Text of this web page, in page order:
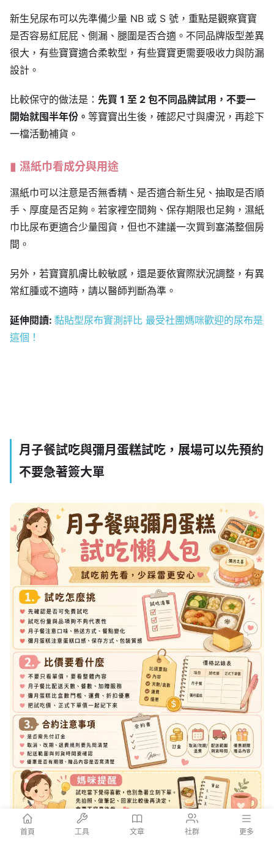
新生兒尿布可以先準備少量 NB 或 S 號，重點是觀察寶寶
是否容易紅屁屁、側漏、腿圍是否合適。不同品牌版型差異
很大，有些寶寶適合柔軟型，有些寶寶更需要吸收力與防漏
設計。
比較保守的做法是： 先買 1 至 2 包不同品牌試用，不要一
開始就囤半年份。 等寶寶出生後，確認尺寸與膚況，再趁下
一檔活動補貨。
濕紙巾看成分與用途
濕紙巾可以注意是否無香精、是否適合新生兒、抽取是否順
手、厚度是否足夠。若家裡空間夠、保存期限也足夠，濕紙
巾比尿布更適合少量囤貨，但也不建議一次買到塞滿整個房
間。
另外，若寶寶肌膚比較敏感，還是要依實際狀況調整，有異
常紅腫或不適時，請以醫師判斷為準。
延伸閱讀: 黏貼型尿布實測評比 最受社團媽咪歡迎的尿布是
這個！
月子餐試吃與彌月蛋糕試吃，展場可以先預約
不要急著簽大單
首頁 工具 文章 社群 更多